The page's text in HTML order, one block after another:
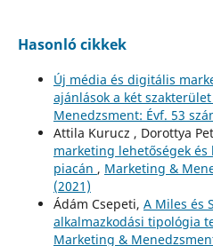
Hasonló cikkek
Új média és digitális
ajánlások a két
Menedzsment: Évf. 53
Attila Kurucz , Dorottya
marketing lehetőségek és
piacán , Marketing &
(2021)
Ádám Csepeti, A Miles és
alkalmazkodási tipológia
Marketing &